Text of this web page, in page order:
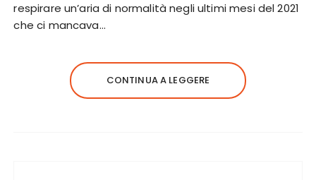
respirare un’aria di normalità negli ultimi mesi del 2021
che ci mancava…
CONTINUA A LEGGERE